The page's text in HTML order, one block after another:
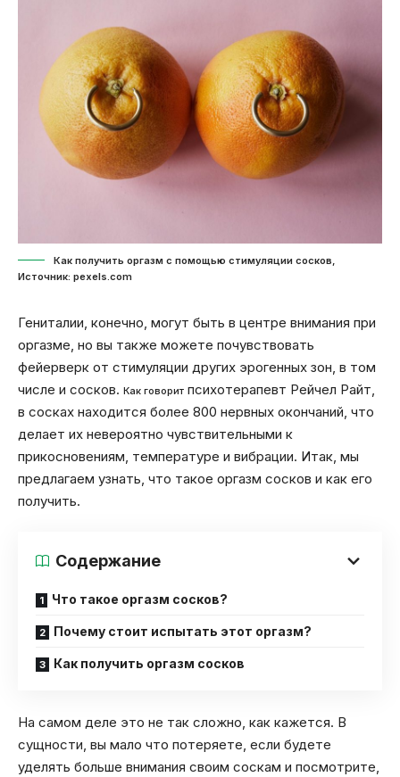
Как получить оргазм с помощью стимуляции сосков,
Источник: pexels.com
Гениталии, конечно, могут быть в центре внимания при
оргазме, но вы также можете почувствовать
фейерверк от стимуляции других эрогенных зон, в том
числе и сосков. Как говорит психотерапевт Рейчел Райт,
в сосках находится более 800 нервных окончаний, что
делает их невероятно чувствительными к
прикосновениям, температуре и вибрации. Итак, мы
предлагаем узнать, что такое оргазм сосков и как его
получить.
Содержание
Что такое оргазм сосков?
Почему стоит испытать этот оргазм?
Как получить оргазм сосков
На самом деле это не так сложно, как кажется. В
сущности, вы мало что потеряете, если будете
уделять больше внимания своим соскам и посмотрите,